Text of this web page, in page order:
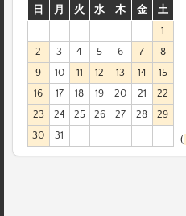
日
月 火 水 木 金
土
1
2
3 4 5 6 7
8
9
10 11 12 13 14
15
16
17 18 19 20 21
22
23
24 25 26 27 28
29
30
31 (